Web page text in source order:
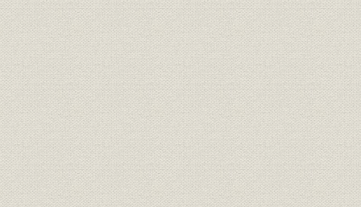
3)松島炭鉱
4)茶志内炭鉱
5)高島鉱業所採炭坑道工事
5 電力工事の再開
1)電気事業の再編成
2)戦後初の発電所工事―御嶽発電所工事